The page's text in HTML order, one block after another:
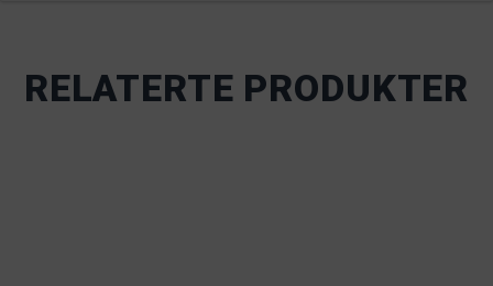
RELATERTE PRODUKTER